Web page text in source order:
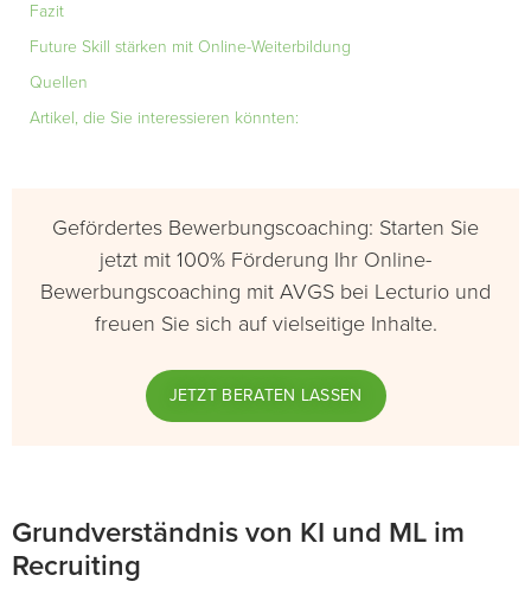
Fazit
Future Skill stärken mit Online-Weiterbildung
Quellen
Artikel, die Sie interessieren könnten:
Gefördertes Bewerbungscoaching: Starten Sie
jetzt mit 100% Förderung Ihr Online-
Bewerbungscoaching mit AVGS bei Lecturio und
freuen Sie sich auf vielseitige Inhalte.
JETZT BERATEN LASSEN
Grundverständnis von KI und ML im
Recruiting